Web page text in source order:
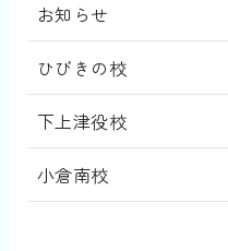
お知らせ
ひびきの校
下上津役校
小倉南校